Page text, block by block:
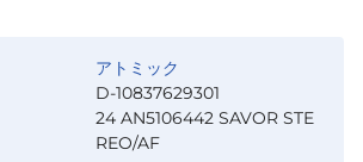
アトミック
D-10837629301
24 AN5106442 SAVOR STE
REO/AF